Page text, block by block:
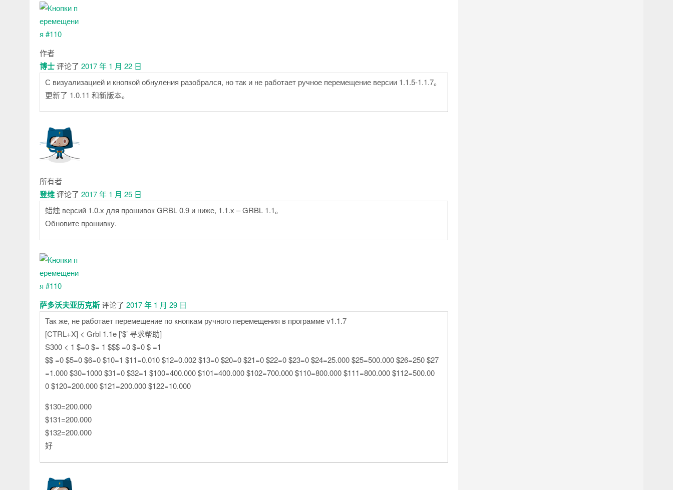
作者
博士评论了 2017 年 1 月 22 日
С визуализацией и кнопкой обнуления разобрался, но так и не работает ручное перемещение версии 1.1.5-1.1.7。
更新了 1.0.11 和新版本。
所有者
登维评论了 2017 年 1 月 25 日
蜡烛 версий 1.0.х для прошивок GRBL 0.9 и ниже, 1.1.х – GRBL 1.1。
Обновите прошивку.
萨多沃夫亚历克斯评论了 2017 年 1 月 29 日
Так же, не работает перемещение по кнопкам ручного перемещения в программе v1.1.7
[CTRL+X] < Grbl 1.1e [‘$’ 寻求帮助]
S300 < 1 $=0 $= 1 $$$ =0 $=0 $ =1
$$ =0 $5=0 $6=0 $10=1 $11=0.010 $12=0.002 $13=0 $20=0 $21=0 $22=0 $23=0 $24=25.000 $25=500.000 $26=250 $27
=1.000 $30=1000 $31=0 $32=1 $100=400.000 $101=400.000 $102=700.000 $110=800.000 $111=800.000 $112=500.00
0 $120=200.000 $121=200.000 $122=10.000
$130=200.000
$131=200.000
$132=200.000
好